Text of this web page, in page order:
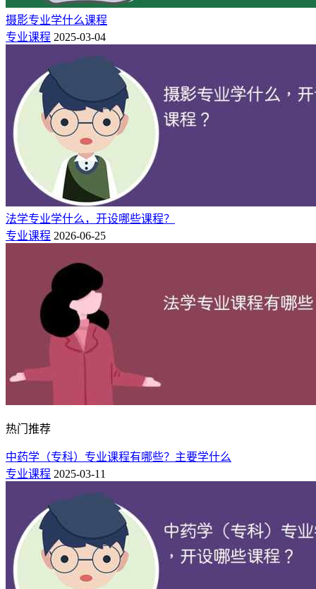
摄影专业学什么课程
专业课程 2025-03-04
法学专业学什么，开设哪些课程？
专业课程 2026-06-25
热门推荐
中药学（专科）专业课程有哪些？主要学什么
专业课程 2025-03-11